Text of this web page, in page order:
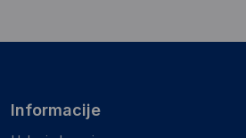
Informacije